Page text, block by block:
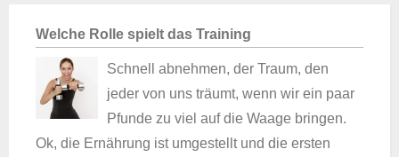
Welche Rolle spielt das Training
Schnell abnehmen, der Traum, den
jeder von uns träumt, wenn wir ein paar
Pfunde zu viel auf die Waage bringen.
Ok, die Ernährung ist umgestellt und die ersten